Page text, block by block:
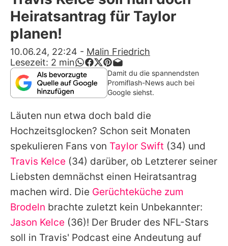
Alle Themen auf Promiflash
Jobs
App runterladen
Team
Redaktionelle Richtlinien
Impressum
Datenschutzerklärung
Nutzungsbedingungen
Utiq verwalten
Heiratsantrag für Taylor
planen!
10.06.24, 22:24 - Malin Friedrich
Lesezeit: 2 min
Damit du die spannendsten
Promiflash-News auch bei
Google siehst.
Läuten nun etwa doch bald die
Hochzeitsglocken? Schon seit Monaten
spekulieren Fans von Taylor Swift (34) und
Travis Kelce (34) darüber, ob Letzterer seiner
Liebsten demnächst einen Heiratsantrag
machen wird. Die Gerüchteküche zum
Brodeln brachte zuletzt kein Unbekannter:
Jason Kelce (36)! Der Bruder des NFL-Stars
soll in Travis' Podcast eine Andeutung auf